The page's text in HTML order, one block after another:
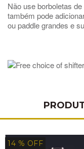
Não use borboletas
também pode
ou paddle grandes e
14 % OFF